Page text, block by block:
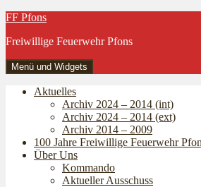
Zum
springen
FF Pfons
Freiwillige Feuerwehr Pfons
Menü und Widgets
Aktuelles
Archiv 2024 – 2014 (int)
Archiv 2024 – 2014 (ext)
Archiv 2014 – 2009
100 Jahre Freiwillige Feuerwehr
Über Uns
Kommando
Aktueller Ausschuss